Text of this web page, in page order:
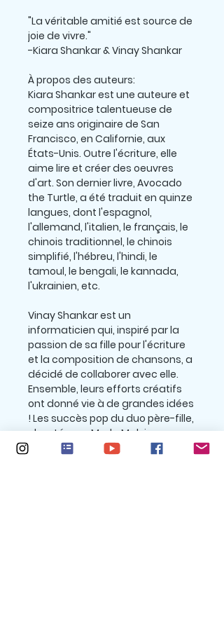
"La véritable amitié est source de
joie de vivre."
-Kiara Shankar & Vinay Shankar
À propos des auteurs:
Kiara Shankar est une auteure et
compositrice talentueuse de
seize ans originaire de San
Francisco, en Californie, aux
États-Unis. Outre l'écriture, elle
aime lire et créer des oeuvres
d'art. Son dernier livre, Avocado
the Turtle, a été traduit en quinze
langues, dont l'espagnol,
l'allemand, l'italien, le français, le
chinois traditionnel, le chinois
simplifié, l'hébreu, l'hindi, le
tamoul, le bengali, le kannada,
l'ukrainien, etc.
Vinay Shankar est un
informaticien qui, inspiré par la
passion de sa fille pour l'écriture
et la composition de chansons, a
décidé de collaborer avec elle.
Ensemble, leurs efforts créatifs
ont donné vie à de grandes idées
! Les succès pop du duo père-fille,
chantés par Marla Malvins,
Primrose Fernetise, Francesca